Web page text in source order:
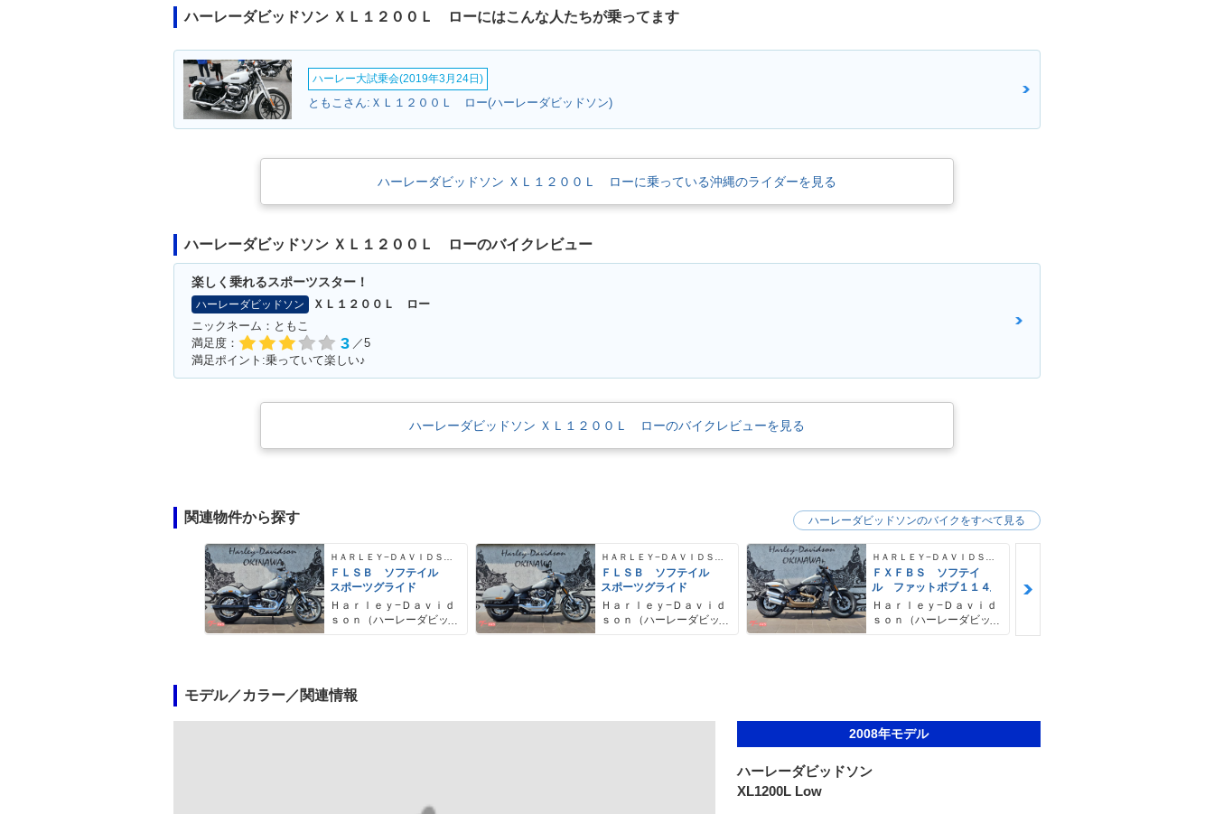
ハーレーダビッドソン ＸＬ１２００Ｌ ローにはこんな人たちが乗ってます
ハーレー大試乗会(2019年3月24日)
ともこさん:ＸＬ１２００Ｌ ロー(ハーレーダビッドソン)
ハーレーダビッドソン ＸＬ１２００Ｌ ローに乗っている沖縄のライダーを見る
ハーレーダビッドソン ＸＬ１２００Ｌ ローのバイクレビュー
楽しく乗れるスポーツスター！
ハーレーダビッドソン
ＸＬ１２００Ｌ ロー
ニックネーム：ともこ
満足度：
3 ／5
満足ポイント:乗っていて楽しい♪
ハーレーダビッドソン ＸＬ１２００Ｌ ローのバイクレビューを見る
関連物件から探す
ＦＬＳＢ ソフテイル
スポーツグライド
Ｈａｒｌｅｙ−Ｄａｖｉｄ
ｓｏｎ（ハーレーダビッ
ＦＬＳＢ ソフテイル
スポーツグライド
Ｈａｒｌｅｙ−Ｄａｖｉｄ
ｓｏｎ（ハーレーダビッ
ＦＸＦＢＳ ソフテイ
ル ファットボブ１１４
Ｈａｒｌｅｙ−Ｄａｖｉｄ
ｓｏｎ（ハーレーダビッ
ハーレーダビッドソンのバイクをすべて見る
モデル／カラー／関連情報
2008年モデル
ハーレーダビッドソン
XL1200L Low